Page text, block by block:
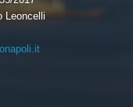
Leoncelli